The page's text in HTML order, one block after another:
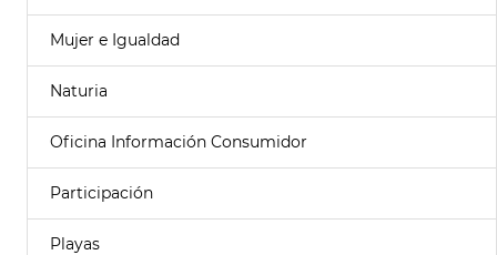
Mujer e Igualdad
Naturia
Oficina Información Consumidor
Participación
Playas